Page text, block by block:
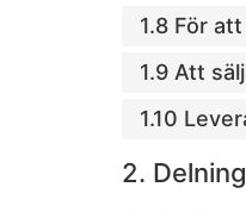
1.8 För
1.9 Att
1.10
2.